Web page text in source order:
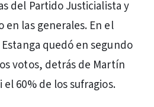
del Partido Justicialista y
en las generales. En el
quedó en segundo
votos, detrás de Martín
el 60% de los sufragios.